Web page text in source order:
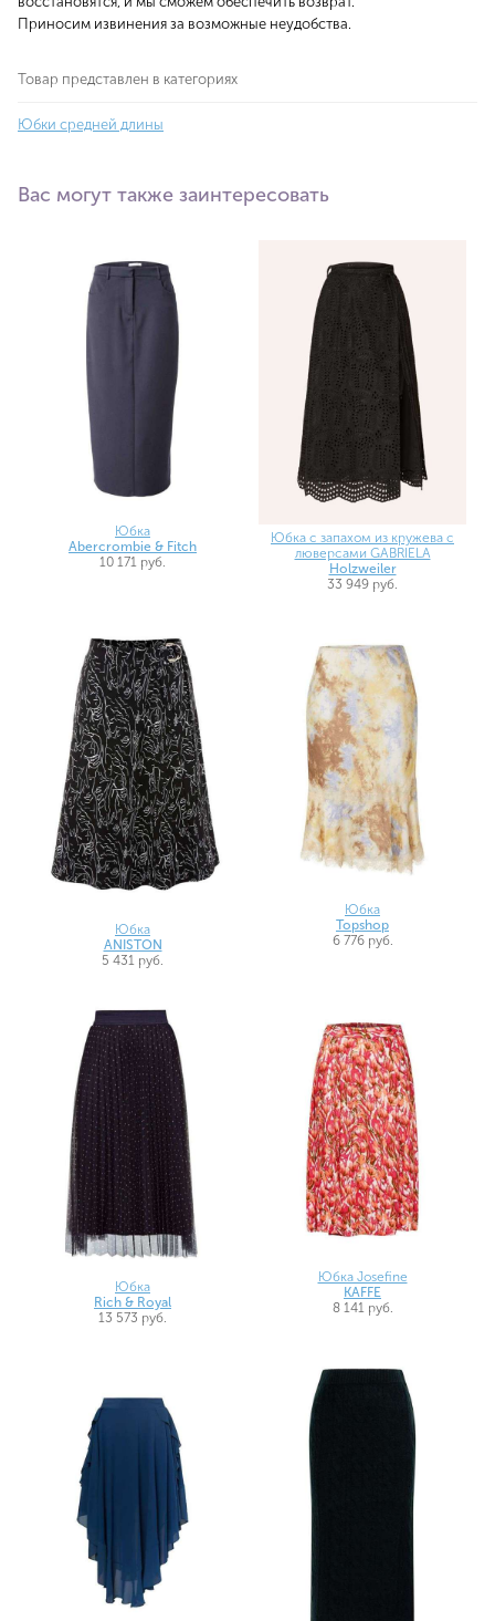
Приносим извинения за возможные неудобства.
Товар представлен в категориях
Юбки средней длины
Вас могут также заинтересовать
Юбка
Abercrombie & Fitch
10 171 руб.
Юбка с запахом из кружева с
люверсами GABRIELA
Holzweiler
33 949 руб.
Юбка
ANISTON
5 431 руб.
Юбка
Topshop
6 776 руб.
Юбка
Rich & Royal
13 573 руб.
Юбка Josefine
KAFFE
8 141 руб.